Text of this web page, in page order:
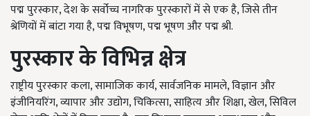
पद्म पुरस्कार, देश के सर्वोच्च नागरिक पुरस्कारों में से एक है, जिसे तीन
श्रेणियों में बांटा गया है, पद्म विभूषण, पद्म भूषण और पद्म श्री.
पुरस्कार के विभिन्न क्षेत्र
राष्ट्रीय पुरस्कार कला, सामाजिक कार्य, सार्वजनिक मामले, विज्ञान और
इंजीनियरिंग, व्यापार और उद्योग, चिकित्सा, साहित्य और शिक्षा, खेल, सिविल